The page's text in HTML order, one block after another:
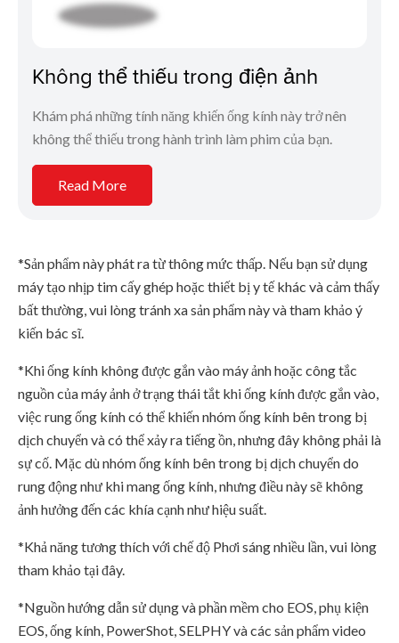
Không thể thiếu trong điện ảnh
Khám phá những tính năng khiến ống kính này trở nên
không thể thiếu trong hành trình làm phim của bạn.
Read More
*Sản phẩm này phát ra từ thông mức thấp. Nếu bạn sử dụng
máy tạo nhịp tim cấy ghép hoặc thiết bị y tế khác và cảm thấy
bất thường, vui lòng tránh xa sản phẩm này và tham khảo ý
kiến bác sĩ.
*Khi ống kính không được gắn vào máy ảnh hoặc công tắc
nguồn của máy ảnh ở trạng thái tắt khi ống kính được gắn vào,
việc rung ống kính có thể khiến nhóm ống kính bên trong bị
dịch chuyển và có thể xảy ra tiếng ồn, nhưng đây không phải là
sự cố. Mặc dù nhóm ống kính bên trong bị dịch chuyển do
rung động như khi mang ống kính, nhưng điều này sẽ không
ảnh hưởng đến các khía cạnh như hiệu suất.
*Khả năng tương thích với chế độ Phơi sáng nhiều lần, vui lòng
tham khảo tại đây.
*Nguồn hướng dẫn sử dụng và phần mềm cho EOS, phụ kiện
EOS, ống kính, PowerShot, SELPHY và các sản phẩm video